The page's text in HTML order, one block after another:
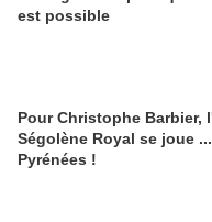
est possible
Pour Christophe Barbier,
Ségolène Royal se joue
Pyrénées !